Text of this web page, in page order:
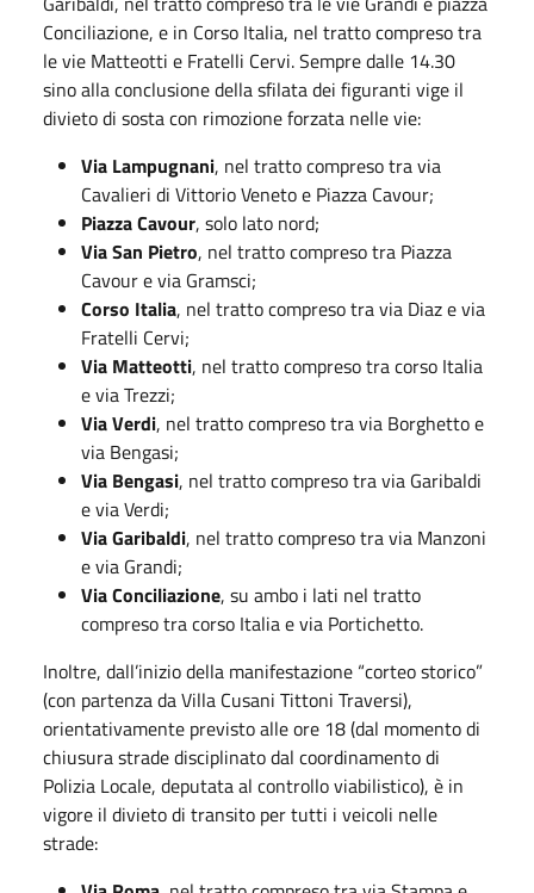
Conciliazione, e in Corso Italia, nel tratto compreso tra
le vie Matteotti e Fratelli Cervi. Sempre dalle 14.30
sino alla conclusione della sfilata dei figuranti vige il
divieto di sosta con rimozione forzata nelle vie:
Via Lampugnani, nel tratto compreso tra via
Cavalieri di Vittorio Veneto e Piazza Cavour;
Piazza Cavour, solo lato nord;
Via San Pietro, nel tratto compreso tra Piazza
Cavour e via Gramsci;
Corso Italia, nel tratto compreso tra via Diaz e via
Fratelli Cervi;
Via Matteotti, nel tratto compreso tra corso Italia
e via Trezzi;
Via Verdi, nel tratto compreso tra via Borghetto e
via Bengasi;
Via Bengasi, nel tratto compreso tra via Garibaldi
e via Verdi;
Via Garibaldi, nel tratto compreso tra via Manzoni
e via Grandi;
Via Conciliazione, su ambo i lati nel tratto
compreso tra corso Italia e via Portichetto.
Inoltre, dall’inizio della manifestazione “corteo storico”
(con partenza da Villa Cusani Tittoni Traversi),
orientativamente previsto alle ore 18 (dal momento di
chiusura strade disciplinato dal coordinamento di
Polizia Locale, deputata al controllo viabilistico), è in
vigore il divieto di transito per tutti i veicoli nelle
strade: